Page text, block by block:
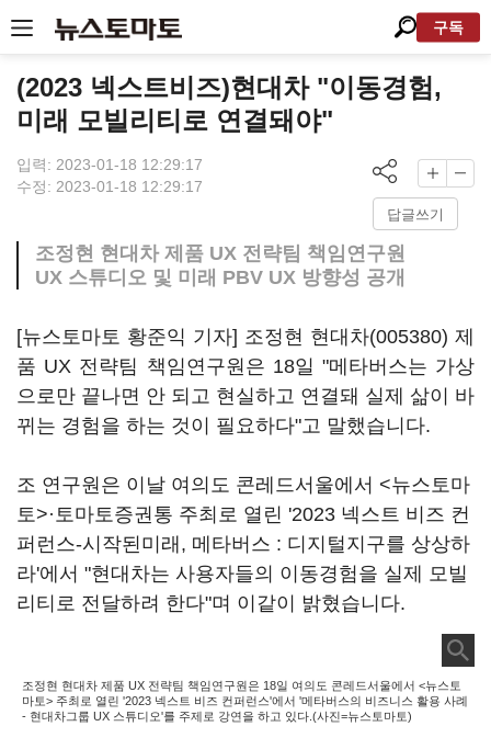
구독
(2023 넥스트비즈)현대차 "이동경험,
미래 모빌리티로 연결돼야"
입력: 2023-01-18 12:29:17
수정: 2023-01-18 12:29:17
답글쓰기
조정현 현대차 제품 UX 전략팀 책임연구원
UX 스튜디오 및 미래 PBV UX 방향성 공개
[뉴스토마토 황준익 기자] 조정현 현대차(005380) 제
품 UX 전략팀 책임연구원은 18일 "메타버스는 가상
으로만 끝나면 안 되고 현실하고 연결돼 실제 삶이 바
뀌는 경험을 하는 것이 필요하다"고 말했습니다.
조 연구원은 이날 여의도 콘레드서울에서 <뉴스토마
토>·토마토증권통 주최로 열린 '2023 넥스트 비즈 컨
퍼런스-시작된미래, 메타버스 : 디지털지구를 상상하
라'에서 "현대차는 사용자들의 이동경험을 실제 모빌
리티로 전달하려 한다"며 이같이 밝혔습니다.
조정현 현대차 제품 UX 전략팀 책임연구원은 18일 여의도 콘레드서울에서 <뉴스토
마토> 주최로 열린 '2023 넥스트 비즈 컨퍼런스'에서 '메타버스의 비즈니스 활용 사례
- 현대차그룹 UX 스튜디오'를 주제로 강연을 하고 있다.(사진=뉴스토마토)